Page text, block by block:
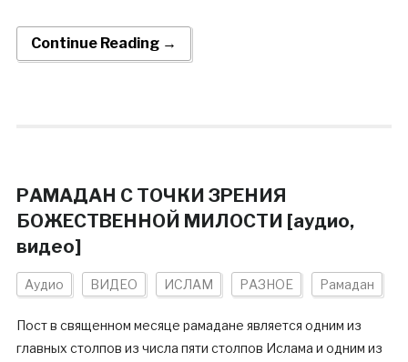
Continue Reading →
РАМАДАН С ТОЧКИ ЗРЕНИЯ
БОЖЕСТВЕННОЙ МИЛОСТИ [аудио,
видео]
Аудио ВИДЕО ИСЛАМ РАЗНОЕ Рамадан
Пост в священном месяце рамадане является одним из
главных столпов из числа пяти столпов Ислама и одним из